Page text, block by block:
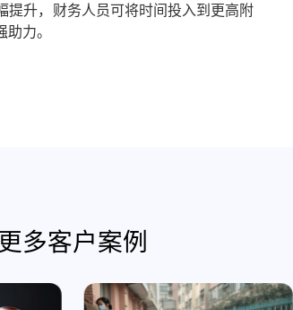
提升，财务人员可将时间投入到更高附
力。
多客户案例